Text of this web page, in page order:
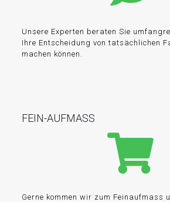
Unsere Experten beraten Sie
Ihre Entscheidung von tatsächlichen
machen können.
FEIN-AUFMASS
Gerne kommen wir zum Feinaufmass